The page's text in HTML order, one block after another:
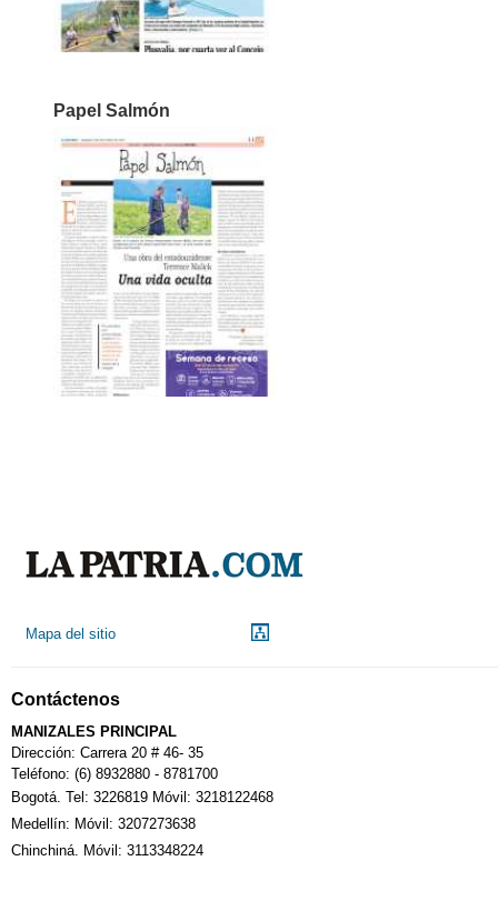
Papel Salmón
Mapa del sitio
Contáctenos
MANIZALES PRINCIPAL
Dirección: Carrera 20 # 46- 35
Teléfono: (6) 8932880 - 8781700
Bogotá. Tel: 3226819 Móvil: 3218122468
Medellín: Móvil: 3207273638
Chinchiná. Móvil: 3113348224